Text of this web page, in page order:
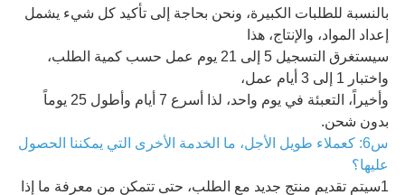
بالنسبة للطلبات الكبيرة، ونحن بحاجة إلى تأكيد كل شيء يشمل
إعداد المواد، والإنتاج، هذا
سيستغرق التسجيل 5 إلى 21 يوم عمل حسب كمية الطلب،
واختبار 1 إلى 3 أيام عمل،
وأخيراً، التعبئة في يوم واحد، لذا أسرع 7 أيام وأطول 25 يوماً
بدون شحن.
س6: كعملاء طويل الأجل، ما الخدمة الأخرى التي يمكننا الحصول
عليها؟
1سيتم تقديم منتج جديد مع الطلب، حتى تتمكن من معرفة ما إذا